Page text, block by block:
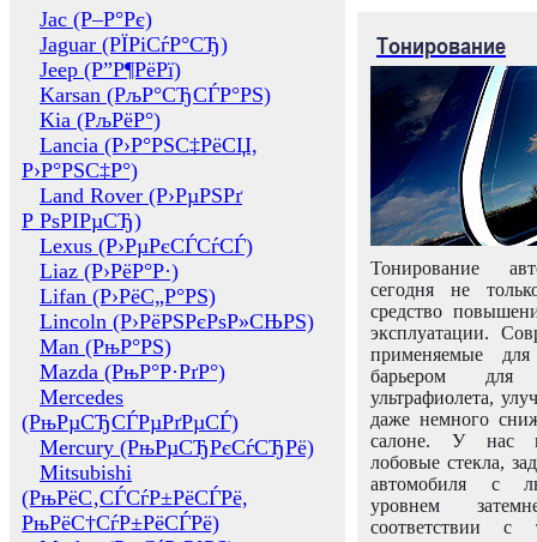
Jac (Р–Р°Рє)
Jaguar (РЇРіСѓР°СЂ)
Jeep (Р”Р¶РёРї)
Karsan (РљР°СЂСЃР°РЅ)
Kia (РљРёР°)
Lancia (Р›Р°РЅС‡РёСЏ,
Р›Р°РЅС‡Р°)
Land Rover (Р›РµРЅРґ
Р РѕРІРµСЂ)
Lexus (Р›РµРєСЃСѓСЃ)
Liaz (Р›РёР°Р·)
Lifan (Р›РёС„Р°РЅ)
Lincoln (Р›РёРЅРєРѕР»СЊРЅ)
Man (РњР°РЅ)
Mazda (РњР°Р·РґР°)
Mercedes
(РњРµСЂСЃРµРґРµСЃ)
Mercury (РњРµСЂРєСѓСЂРё)
Mitsubishi
(РњРёС‚СЃСѓР±РёСЃРё,
РњРёС†СѓР±РёСЃРё)
Тонирование
Тонирование
сегодня не
средство
эксплуатации.
применяемые
барьером для
ультрафиолета,
даже немного
салоне. У нас
лобовые стекла,
автомобиля с
уровнем
соответствии с